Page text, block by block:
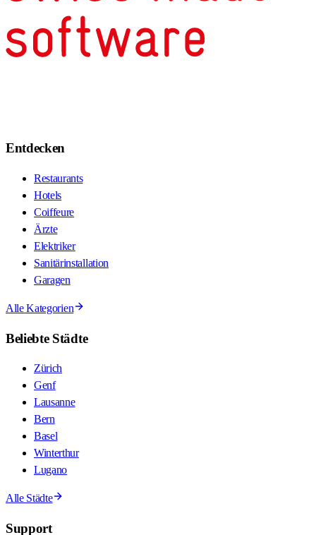
Entdecken
Restaurants
Hotels
Coiffeure
Ärzte
Elektriker
Sanitärinstallation
Garagen
Alle Kategorien
Beliebte Städte
Zürich
Genf
Lausanne
Bern
Basel
Winterthur
Lugano
Alle Städte
Support